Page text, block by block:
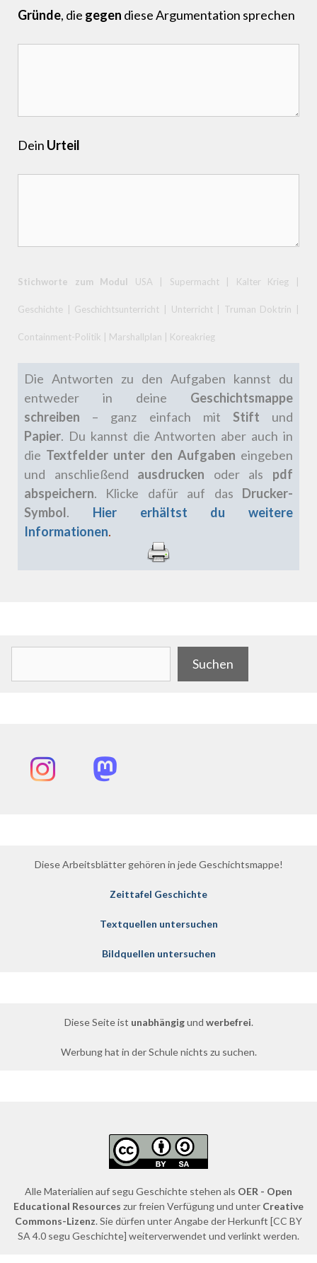
Gründe, die gegen diese Argumentation sprechen
Dein Urteil
Stichworte zum Modul USA | Supermacht | Kalter Krieg |
Geschichte | Geschichtsunterricht | Unterricht | Truman Doktrin |
Containment-Politik | Marshallplan | Koreakrieg
Die Antworten zu den Aufgaben kannst du
entweder in deine Geschichtsmappe
schreiben – ganz einfach mit Stift und
Papier. Du kannst die Antworten aber auch in
die Textfelder unter den Aufgaben eingeben
und anschließend ausdrucken oder als pdf
abspeichern. Klicke dafür auf das Drucker-
Symbol.
Hier erhältst du weitere
Informationen.
Suchen
InstagramMastodon
Diese Arbeitsblätter gehören in jede Geschichtsmappe!
Zeittafel Geschichte
Textquellen untersuchen
Bildquellen untersuchen
Diese Seite ist unabhängigund werbefrei.
Werbung hat in der Schule nichts zu suchen.
Alle Materialien auf segu Geschichte stehen als OER - Open
Educational Resources zur freien Verfügung und unter Creative
Commons-Lizenz. Sie dürfen unter Angabe der Herkunft [CC BY
SA 4.0 segu Geschichte] weiterverwendet und verlinkt werden.